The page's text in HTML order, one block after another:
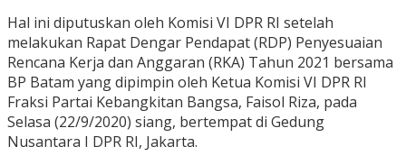
Hal ini diputuskan oleh Komisi VI DPR RI setelah
melakukan Rapat Dengar Pendapat (RDP) Penyesuaian
Rencana Kerja dan Anggaran (RKA) Tahun 2021 bersama
BP Batam yang dipimpin oleh Ketua Komisi VI DPR RI
Fraksi Partai Kebangkitan Bangsa, Faisol Riza, pada
Selasa (22/9/2020) siang, bertempat di Gedung
Nusantara I DPR RI, Jakarta.